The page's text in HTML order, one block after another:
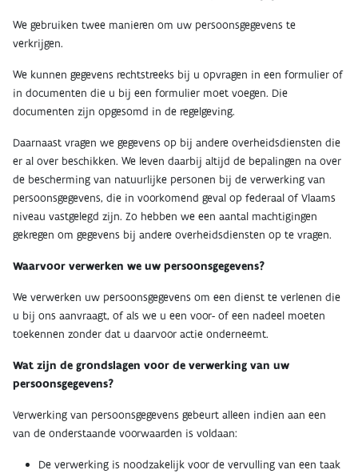
We gebruiken twee manieren om uw persoonsgegevens te
verkrijgen.
We kunnen gegevens rechtstreeks bij u opvragen in een formulier of
in documenten die u bij een formulier moet voegen. Die
documenten zijn opgesomd in de regelgeving.
Daarnaast vragen we gegevens op bij andere overheidsdiensten die
er al over beschikken. We leven daarbij altijd de bepalingen na over
de bescherming van natuurlijke personen bij de verwerking van
persoonsgegevens, die in voorkomend geval op federaal of Vlaams
niveau vastgelegd zijn. Zo hebben we een aantal machtigingen
gekregen om gegevens bij andere overheidsdiensten op te vragen.
Waarvoor verwerken we uw persoonsgegevens?
We verwerken uw persoonsgegevens om een dienst te verlenen die
u bij ons aanvraagt, of als we u een voor- of een nadeel moeten
toekennen zonder dat u daarvoor actie onderneemt.
Wat zijn de grondslagen voor de verwerking van uw
persoonsgegevens?
Verwerking van persoonsgegevens gebeurt alleen indien aan een
van de onderstaande voorwaarden is voldaan:
De verwerking is noodzakelijk voor de vervulling van een taak